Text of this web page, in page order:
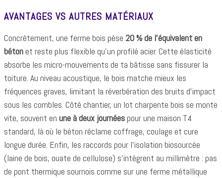
AVANTAGES VS AUTRES MATÉRIAUX
Concrètement, une ferme bois pèse 20 % de l’équivalent en
bétonet reste plus flexible qu’un profilé acier. Cette élasticité
absorbe les micro-mouvements de ta bâtisse sans fissurer la
toiture. Au niveau acoustique, le bois matche mieux les
fréquences graves, limitant la réverbération des bruits d’impact
sous les combles. Côté chantier, un lot charpente bois se monte
vite, souvent en une à deux journéespour une maison T4
standard, là où le béton réclame coffrage, coulage et cure
longue durée. Enfin, les raccords pour l’isolation biosourcée
(laine de bois, ouate de cellulose) s’intègrent au millimètre : pas
de pont thermique sournois comme sur une ferme métallique